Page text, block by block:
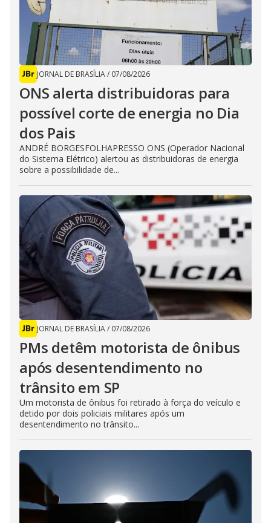
JORNAL DE BRASÍLIA/ 07/08/2026
ONS alerta distribuidoras para
possível corte de energia no Dia
dos Pais
ANDRÉ BORGESFOLHAPRESSO ONS (Operador Nacional
do Sistema Elétrico) alertou as distribuidoras de energia
sobre a possibilidade de...
JORNAL DE BRASÍLIA/ 07/08/2026
PMs detêm motorista de ônibus
após desentendimento no
trânsito em SP
Um motorista de ônibus foi retirado à força do veículo e
detido por dois policiais militares após um
desentendimento no trânsito...